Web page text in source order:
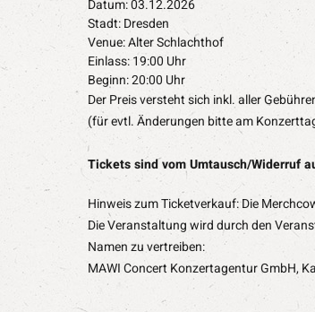
Datum: 03.12.2026
Stadt: Dresden
Venue: Alter Schlachthof
Einlass: 19:00 Uhr
Beginn: 20:00 Uhr
Der Preis versteht sich inkl. aller
(für evtl. Änderungen bitte am
Tickets sind vom Umtausch/Widerruf
Hinweis zum Ticketverkauf: Die
Die Veranstaltung wird durch den
Namen zu vertreiben:
MAWI Concert Konzertagentur GmbH,